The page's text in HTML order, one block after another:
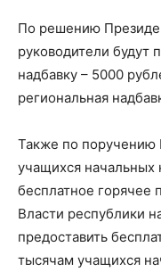
По решению
руководители будут
надбавку – 5000
региональная
Также по поручению
учащихся начальных
бесплатное горячее
Власти республики
предоставить
тысячам учащихся